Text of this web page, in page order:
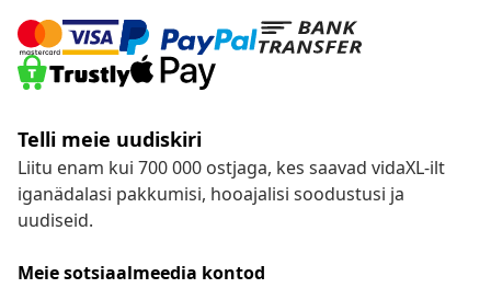
Telli meie uudiskiri
Liitu enam kui 700 000 ostjaga, kes saavad vidaXL-ilt
iganädalasi pakkumisi, hooajalisi soodustusi ja
uudiseid.
Meie sotsiaalmeedia kontod